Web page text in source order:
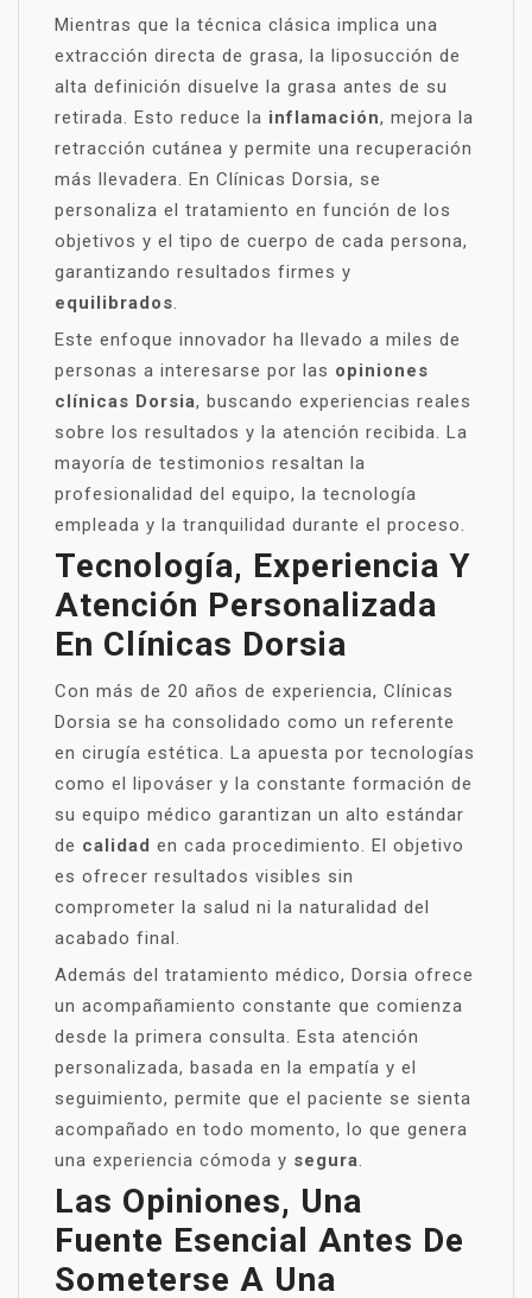
Mientras que la técnica clásica implica una
extracción directa de grasa, la liposucción de
alta definición disuelve la grasa antes de su
retirada. Esto reduce la inflamación, mejora la
retracción cutánea y permite una recuperación
más llevadera. En Clínicas Dorsia, se
personaliza el tratamiento en función de los
objetivos y el tipo de cuerpo de cada persona,
garantizando resultados firmes y
equilibrados.
Este enfoque innovador ha llevado a miles de
personas a interesarse por las opiniones
clínicas Dorsia, buscando experiencias reales
sobre los resultados y la atención recibida. La
mayoría de testimonios resaltan la
profesionalidad del equipo, la tecnología
empleada y la tranquilidad durante el proceso.
Tecnología, Experiencia Y
Atención Personalizada
En Clínicas Dorsia
Con más de 20 años de experiencia, Clínicas
Dorsia se ha consolidado como un referente
en cirugía estética. La apuesta por tecnologías
como el lipováser y la constante formación de
su equipo médico garantizan un alto estándar
de calidad en cada procedimiento. El objetivo
es ofrecer resultados visibles sin
comprometer la salud ni la naturalidad del
acabado final.
Además del tratamiento médico, Dorsia ofrece
un acompañamiento constante que comienza
desde la primera consulta. Esta atención
personalizada, basada en la empatía y el
seguimiento, permite que el paciente se sienta
acompañado en todo momento, lo que genera
una experiencia cómoda y segura.
Las Opiniones, Una
Fuente Esencial Antes De
Someterse A Una